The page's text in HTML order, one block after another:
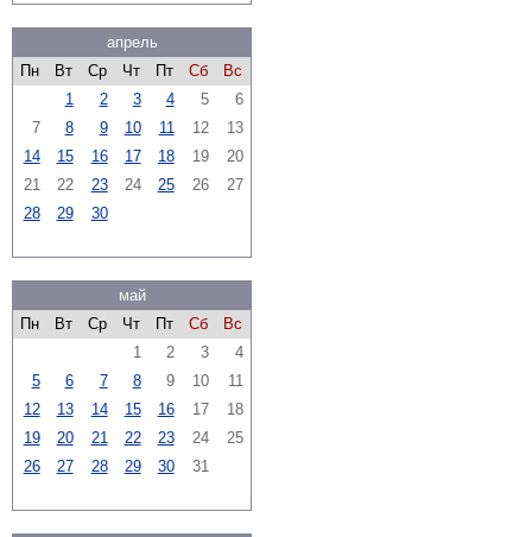
апрель
Пн
Вт Ср Чт Пт Сб
Вс
1
2 3 4 5
6
7
8 9 10 11 12
13
14
15 16 17 18 19
20
21
22 23 24 25 26
27
28
29 30
май
Пн
Вт Ср Чт Пт Сб
Вс
1
2 3
4
5
6 7 8 9 10
11
12
13 14 15 16 17
18
19
20 21 22 23 24
25
26
27 28 29 30 31